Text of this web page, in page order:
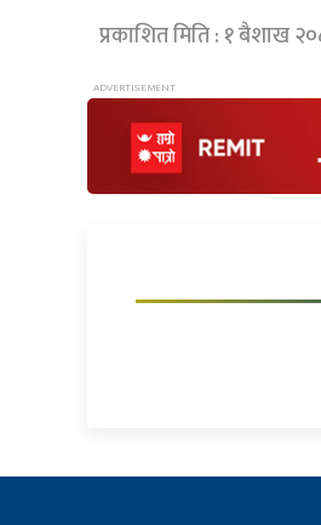
प्रकाशित मिति : १ बैशाख